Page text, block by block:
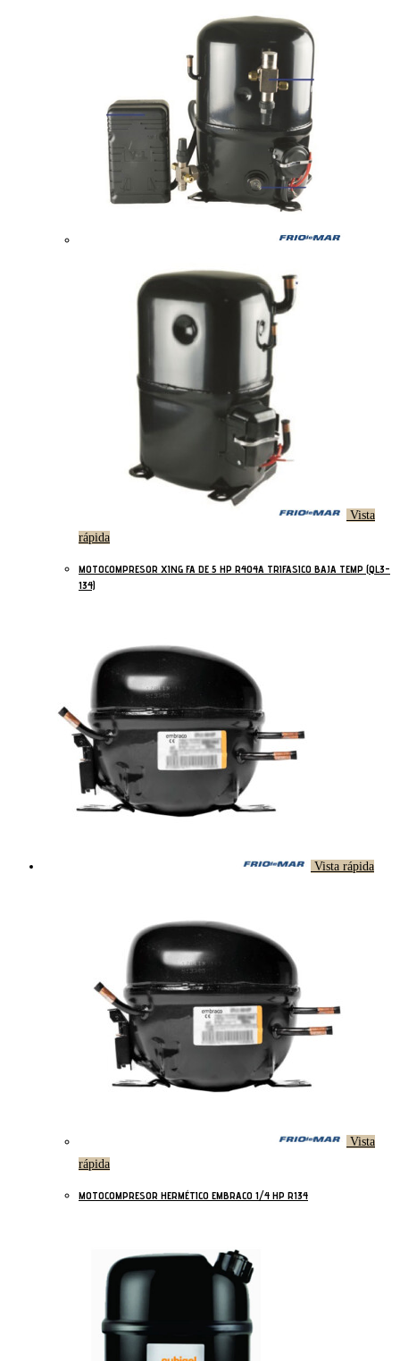
Vista
rápida
MOTOCOMPRESOR XING FA DE 5 HP R404A TRIFASICO BAJA TEMP (QL3-
134)
Vista rápida
Vista
rápida
MOTOCOMPRESOR HERMÉTICO EMBRACO 1/4 HP R134